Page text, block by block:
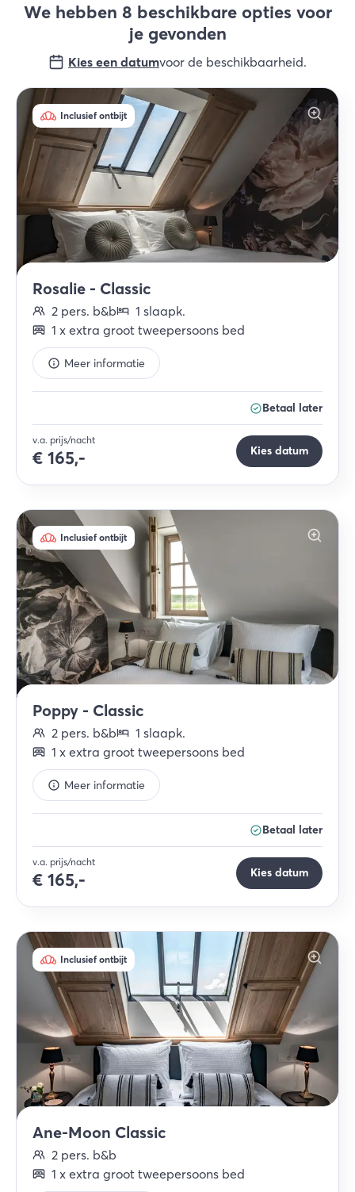
We hebben 8 beschikbare opties voor
je gevonden
Kies een datumvoor de beschikbaarheid.
Inclusief ontbijt
Rosalie - Classic
2 pers. b&b 1 slaapk.
1 x extra groot tweepersoons bed
Meer informatie
Betaal later
v.a. prijs/nacht
€ 165,- Kies datum
Inclusief ontbijt
Poppy - Classic
2 pers. b&b 1 slaapk.
1 x extra groot tweepersoons bed
Meer informatie
Betaal later
v.a. prijs/nacht
€ 165,- Kies datum
Inclusief ontbijt
Ane-Moon Classic
2 pers. b&b
1 x extra groot tweepersoons bed